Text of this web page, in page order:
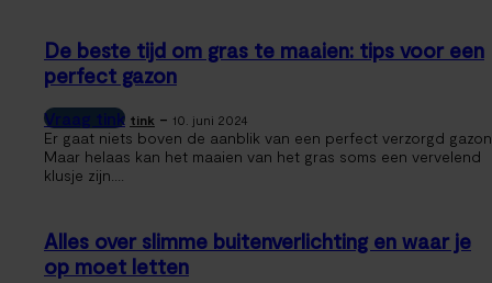
De beste tijd om gras te maaien: tips voor een
perfect gazon
Vraag tink tink - 10. juni 2024
Er gaat niets boven de aanblik van een perfect verzorgd
Maar helaas kan het maaien van het gras soms een vervelend
klusje zijn....
Alles over slimme buitenverlichting en waar je
op moet letten